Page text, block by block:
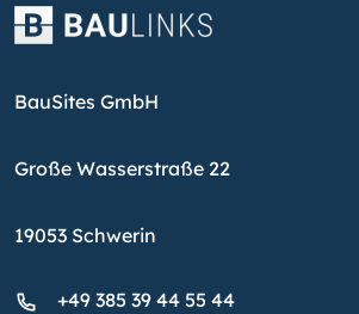
BauSites GmbH
Große Wasserstraße 22
19053 Schwerin
+49 385 39 44 55 44